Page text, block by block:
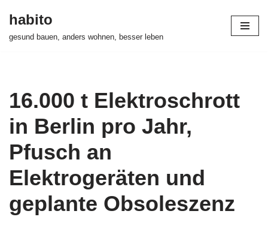
habito
gesund bauen, anders wohnen, besser leben
16.000 t Elektroschrott
in Berlin pro Jahr,
Pfusch an
Elektrogeräten und
geplante Obsoleszenz